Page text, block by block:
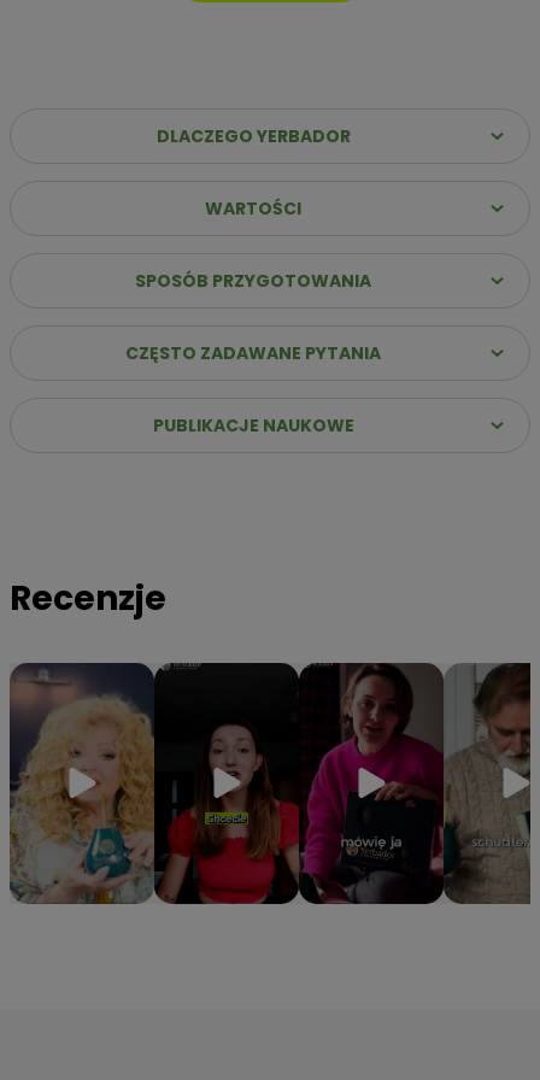
Dlaczego warto wybrać Yerbador Premium?
✔️ Najwyższa jakość suszu– Same liście (sin palo)
poddane starannemu procesowi leżakowania, co
gwarantuje szlachetny i głęboki profil smakowy.
✔️
Stabilna energia bez „zjazdu” – Naturalna kofeina
uwalnia się stopniowo, zapewniając jasność umysłu i siłę do
działania przez wiele godzin.
✔️ Innowacja: Suszenie powietrzem– Nasz susz
takie jak magnez, potas i cynk.
gwarantuje, że yerba zachowa 100% aromatu i świeżości od
pierwszego do ostatniego otwarcia.
DLACZEGO YERBADOR
WARTOŚCI
SPOSÓB PRZYGOTOWANIA
CZĘSTO ZADAWANE PYTANIA
PUBLIKACJE NAUKOWE
Recenzje